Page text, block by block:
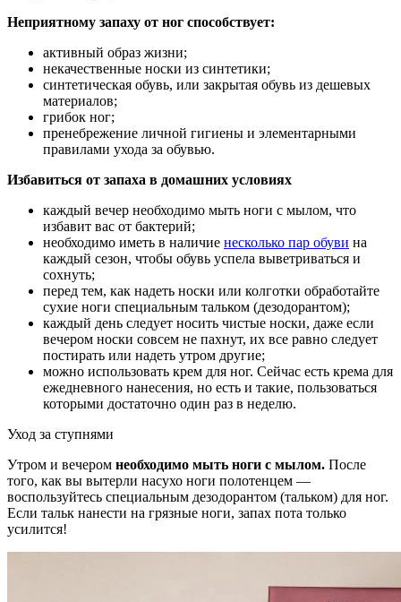
Неприятному запаху от ног способствует:
активный образ жизни;
некачественные носки из синтетики;
синтетическая обувь, или закрытая обувь из дешевых
материалов;
грибок ног;
пренебрежение личной гигиены и элементарными
правилами ухода за обувью.
Избавиться от запаха в домашних условиях
каждый вечер необходимо мыть ноги с мылом, что
избавит вас от бактерий;
необходимо иметь в наличие несколько пар обуви на
каждый сезон, чтобы обувь успела выветриваться и
сохнуть;
перед тем, как надеть носки или колготки обработайте
сухие ноги специальным тальком (дезодорантом);
каждый день следует носить чистые носки, даже если
вечером носки совсем не пахнут, их все равно следует
постирать или надеть утром другие;
можно использовать крем для ног. Сейчас есть крема для
ежедневного нанесения, но есть и такие, пользоваться
которыми достаточно один раз в неделю.
Уход за ступнями
Утром и вечером необходимо мыть ноги с мылом. После
того, как вы вытерли насухо ноги полотенцем —
воспользуйтесь специальным дезодорантом (тальком) для ног.
Если тальк нанести на грязные ноги, запах пота только
усилится!